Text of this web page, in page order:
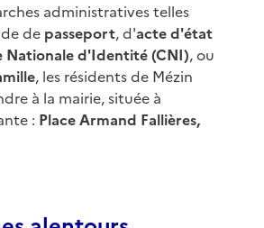
administratives telles
de passeport, d'acte d'état
Nationale d'Identité (CNI), ou
, les résidents de Mézin
à la mairie, située à
: Place Armand Fallières,